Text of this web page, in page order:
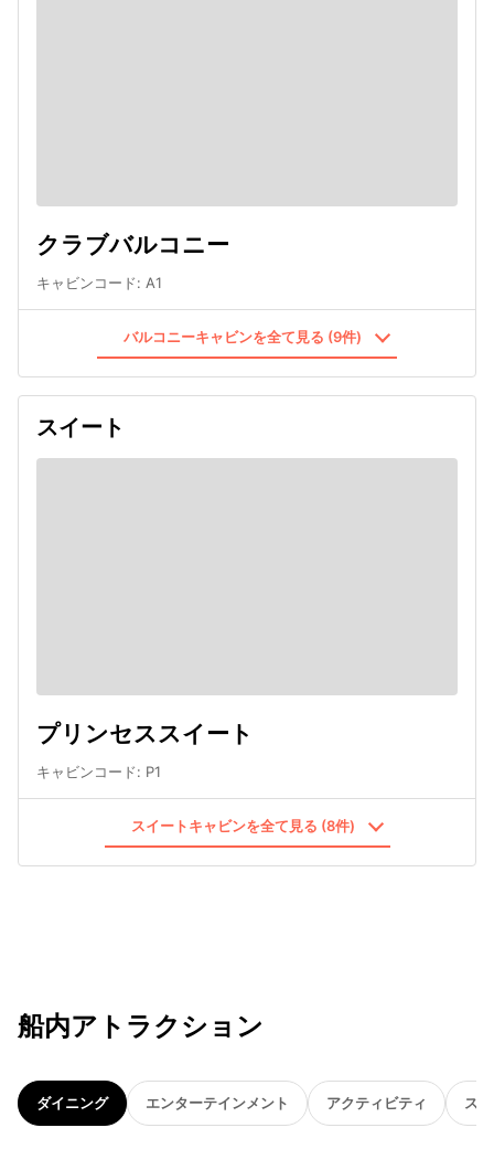
クラブバルコニー
キャビンコード: A1
バルコニーキャビンを全て見る (9件)
スイート
プリンセススイート
キャビンコード: P1
スイートキャビンを全て見る (8件)
船内アトラクション
ダイニング エンターテインメント アクティビティ ス